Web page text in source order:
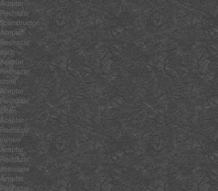
Aceptar
Rechazar
$constructor
Aceptar
Rechazar
each
Aceptar
Rechazar
clone
Aceptar
Rechazar
clean
Aceptar
Rechazar
invoke
Aceptar
Rechazar
associate
Aceptar
Rechazar